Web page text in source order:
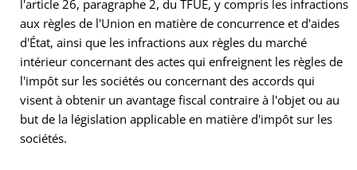
l'article 26, paragraphe 2, du TFUE, y compris les infractions
aux règles de l'Union en matière de concurrence et d'aides
d'État, ainsi que les infractions aux règles du marché
intérieur concernant des actes qui enfreignent les règles de
l'impôt sur les sociétés ou concernant des accords qui
visent à obtenir un avantage fiscal contraire à l'objet ou au
but de la législation applicable en matière d'impôt sur les
sociétés.